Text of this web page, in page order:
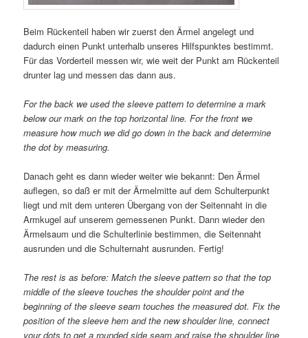
Beim Rückenteil haben wir zuerst den Ärmel angelegt und
dadurch einen Punkt unterhalb unseres Hilfspunktes bestimmt.
Für das Vorderteil messen wir, wie weit der Punkt am Rückenteil
drunter lag und messen das dann aus.
For the back we used the sleeve pattern to determine a mark
below our mark on the top horizontal line. For the front we
measure how much we did go down in the back and determine
the dot by measuring.
Danach geht es dann wieder weiter wie bekannt: Den Ärmel
auflegen, so daß er mit der Ärmelmitte auf dem Schulterpunkt
liegt und mit dem unteren Übergang von der Seitennaht in die
Armkugel auf unserem gemessenen Punkt. Dann wieder den
Ärmelsaum und die Schulterlinie bestimmen, die Seitennaht
ausrunden und die Schulternaht ausrunden. Fertig!
The rest is as before: Match the sleeve pattern so that the top
middle of the sleeve touches the shoulder point and the
beginning of the sleeve seam touches the measured dot. Fix the
position of the sleeve hem and the new shoulder line, connect
your dots to get a rounded side seam and raise the shoulder line